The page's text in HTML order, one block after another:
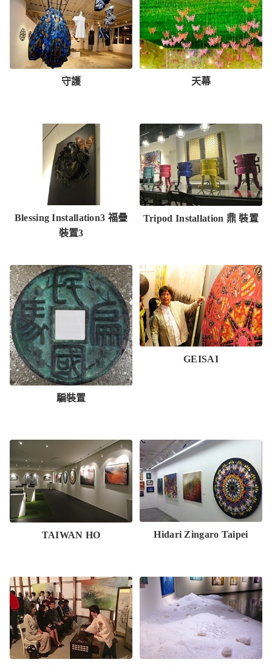
守護 天幕
Blessing Installation3 福疊
裝置3
Tripod Installation 鼎 裝置
騙裝置
GEISAI
TAIWAN HO Hidari Zingaro Taipei